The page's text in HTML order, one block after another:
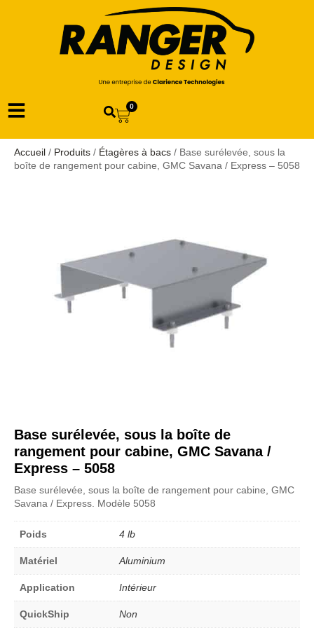
0
Accueil / Produits / Étagères à bacs / Base surélevée, sous la
boîte de rangement pour cabine, GMC Savana / Express – 5058
Base surélevée, sous la boîte de
rangement pour cabine, GMC Savana /
Express – 5058
Base surélevée, sous la boîte de rangement pour cabine, GMC
Savana / Express. Modèle 5058
Poids 4 lb
Matériel Aluminium
Application Intérieur
QuickShip Non